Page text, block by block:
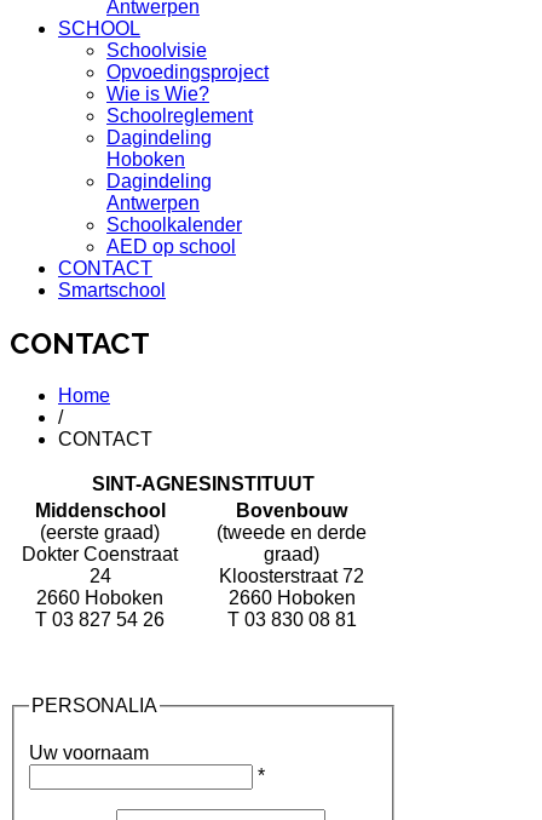
Antwerpen
SCHOOL
Schoolvisie
Opvoedingsproject
Wie is Wie?
Schoolreglement
Dagindeling
Hoboken
Dagindeling
Antwerpen
Schoolkalender
AED op school
CONTACT
Smartschool
CONTACT
Home
/
CONTACT
SINT-AGNESINSTITUUT
Middenschool
(eerste graad)
Dokter Coenstraat
24
2660 Hoboken
T 03 827 54 26
Bovenbouw
(tweede en derde
graad)
Kloosterstraat 72
2660 Hoboken
T 03 830 08 81
PERSONALIA
Uw voornaam
*